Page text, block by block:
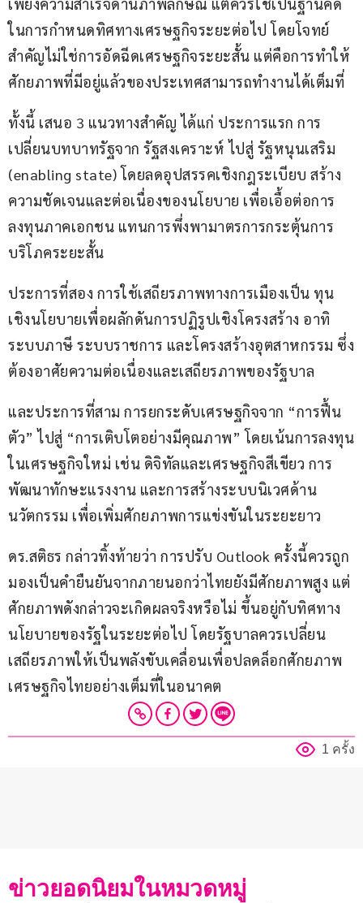
เพียงความสำเร็จด้านภาพลักษณ์ แต่ควรใช้เป็นฐานคิด
ในการกำหนดทิศทางเศรษฐกิจระยะต่อไป โดยโจทย์
สำคัญไม่ใช่การอัดฉีดเศรษฐกิจระยะสั้น แต่คือการทำให้
ศักยภาพที่มีอยู่แล้วของประเทศสามารถทำงานได้เต็มที่
ทั้งนี้ เสนอ 3 แนวทางสำคัญ ได้แก่ ประการแรก การ
เปลี่ยนบทบาทรัฐจาก รัฐสงเคราะห์ ไปสู่ รัฐหนุนเสริม
(enabling state) โดยลดอุปสรรคเชิงกฎระเบียบ สร้าง
ความชัดเจนและต่อเนื่องของนโยบาย เพื่อเอื้อต่อการ
ลงทุนภาคเอกชน แทนการพึ่งพามาตรการกระตุ้นการ
บริโภคระยะสั้น
ประการที่สอง การใช้เสถียรภาพทางการเมืองเป็น ทุน
เชิงนโยบายเพื่อผลักดันการปฏิรูปเชิงโครงสร้าง อาทิ
ระบบภาษี ระบบราชการ และโครงสร้างอุตสาหกรรม ซึ่ง
ต้องอาศัยความต่อเนื่องและเสถียรภาพของรัฐบาล
และประการที่สาม การยกระดับเศรษฐกิจจาก “การฟื้น
ตัว” ไปสู่ “การเติบโตอย่างมีคุณภาพ” โดยเน้นการลงทุน
ในเศรษฐกิจใหม่ เช่น ดิจิทัลและเศรษฐกิจสีเขียว การ
พัฒนาทักษะแรงงาน และการสร้างระบบนิเวศด้าน
นวัตกรรม เพื่อเพิ่มศักยภาพการแข่งขันในระยะยาว
ดร.สติธร กล่าวทิ้งท้ายว่า การปรับ Outlook ครั้งนี้ควรถูก
มองเป็นคำยืนยันจากภายนอกว่าไทยยังมีศักยภาพสูง แต่
ศักยภาพดังกล่าวจะเกิดผลจริงหรือไม่ ขึ้นอยู่กับทิศทาง
นโยบายของรัฐในระยะต่อไป โดยรัฐบาลควรเปลี่ยน
เสถียรภาพให้เป็นพลังขับเคลื่อนเพื่อปลดล็อกศักยภาพ
เศรษฐกิจไทยอย่างเต็มที่ในอนาคต
1 ครั้ง
ข่าวยอดนิยมในหมวดหมู่